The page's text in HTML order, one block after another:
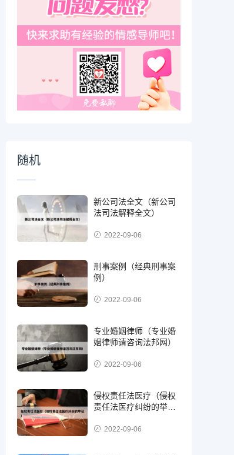
随机
新公司法全文（新公司
法司法解释全文）
2022-09-06
刑事案例（经典刑事案
例）
2022-09-06
专业婚姻律师（专业婚
姻律师请咨询法邦网）
2022-09-06
侵权责任法医疗（侵权
责任法医疗纠纷的举
2022-09-06